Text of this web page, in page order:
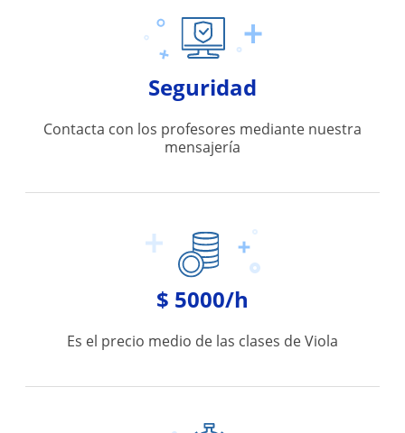
Seguridad
Contacta con los profesores mediante nuestra
mensajería
$ 5000/h
Es el precio medio de las clases de Viola